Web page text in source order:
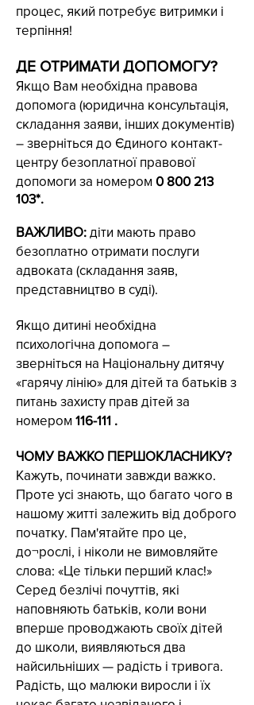
процес, який потребує витримки і
терпіння!
ДЕ ОТРИМАТИ ДОПОМОГУ?
Якщо Вам необхідна правова
допомога (юридична консультація,
складання заяви, інших документів)
– зверніться до Єдиного контакт-
центру безоплатної правової
допомоги за номером 0 800 213
103*.
ВАЖЛИВО: діти мають право
безоплатно отримати послуги
адвоката (складання заяв,
представництво в суді).
Якщо дитині необхідна
психологічна допомога –
зверніться на Національну дитячу
«гарячу лінію» для дітей та батьків з
питань захисту прав дітей за
номером 116-111 .
ЧОМУ ВАЖКО ПЕРШОКЛАСНИКУ?
Кажуть, починати завжди важко.
Проте усі знають, що багато чого в
нашому житті залежить від доброго
початку. Пам'ятайте про це,
до¬рослі, і ніколи не вимовляйте
слова: «Це тільки перший клас!»
Серед безлічі почуттів, які
наповняють батьків, коли вони
вперше проводжають своїх дітей
до школи, виявляються два
найсильніших — радість і тривога.
Радість, що малюки виросли і їх